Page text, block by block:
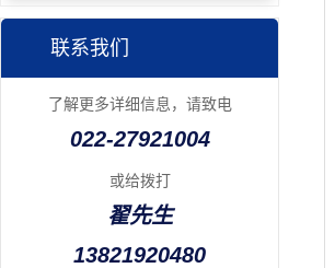
联系我们
了解更多详细信息，请致电
022-27921004
或给拨打
翟先生
13821920480